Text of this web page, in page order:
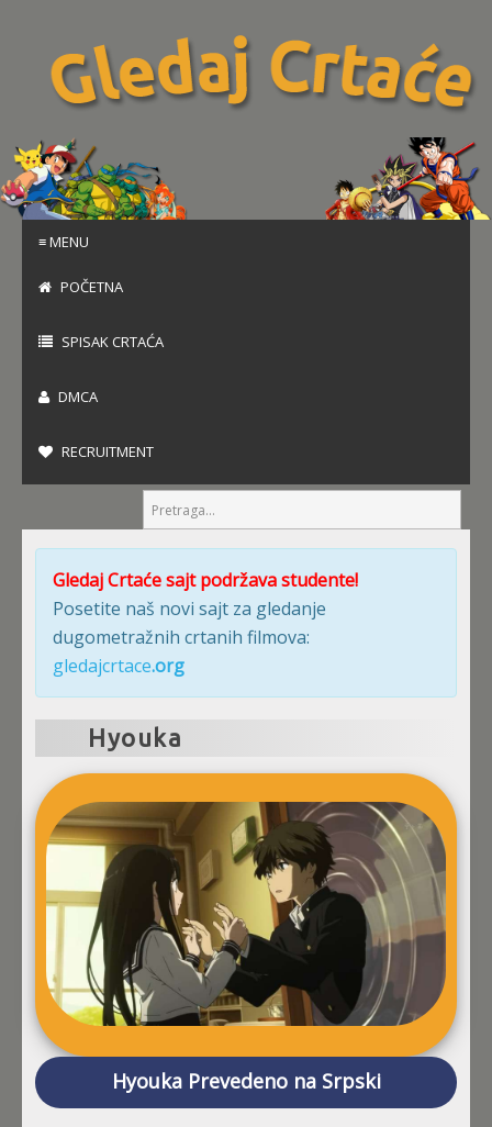
≡ MENU
POČETNA
SPISAK CRTAĆA
DMCA
RECRUITMENT
Gledaj Crtaće sajt podržava studente!
Posetite naš novi sajt za gledanje
dugometražnih crtanih filmova:
gledajcrtace.org
Hyouka
Hyouka Prevedeno na Srpski